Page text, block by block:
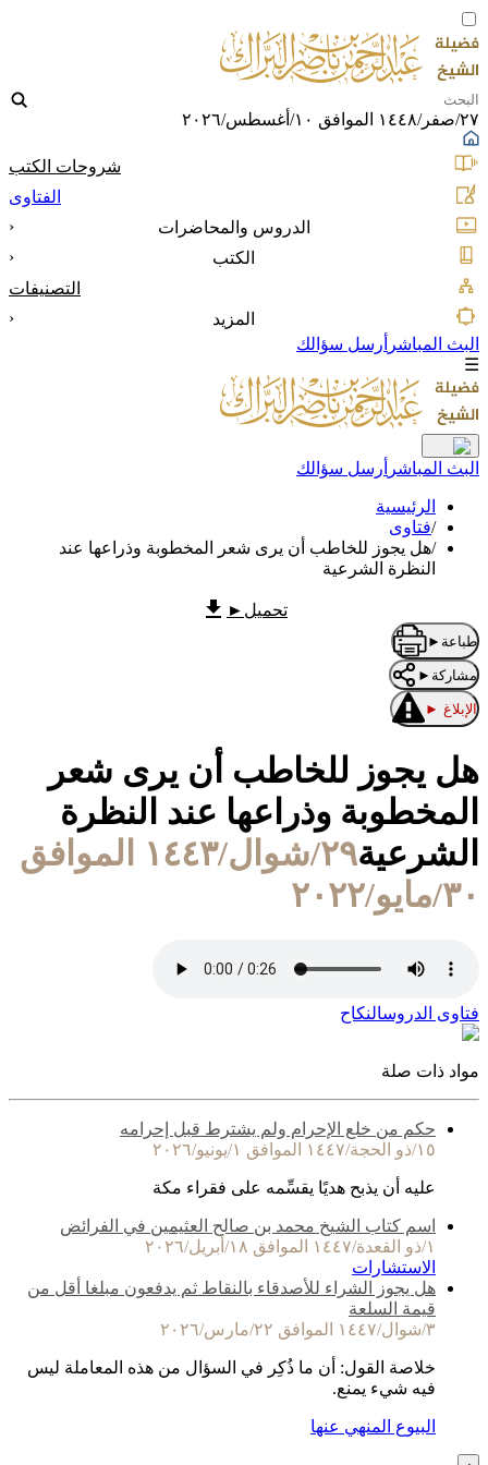
٢٧/صفر/١٤٤٨ الموافق ١٠/أغسطس/٢٠٢٦
شروحات الكتب
الفتاوى
الدروس والمحاضرات
‹
الكتب
‹
التصنيفات
المزيد
‹
البث المباشر أرسل سؤالك
☰
البث المباشر أرسل سؤالك
الرئيسية
/فتاوى
/هل يجوز للخاطب أن يرى شعر المخطوبة وذراعها عند
النظرة الشرعية
تحميل ►
طباعة ►
مشاركة ►
الإبلاغ ►
هل يجوز للخاطب أن يرى شعر
المخطوبة وذراعها عند النظرة
الشرعية
٢٩/شوال/١٤٤٣ الموافق
٣٠/مايو/٢٠٢٢
فتاوى الدروسالنكاح
مواد ذات صلة
حكم من خلع الإحرام ولم يشترط قبل إحرامه
١٥/ذو الحجة/١٤٤٧ الموافق ١/يونيو/٢٠٢٦
عليه أن يذبح هديًا يقسِّمه على فقراء مكة
اسم كتاب الشيخ محمد بن صالح العثيمين في الفرائض
١/ذو القعدة/١٤٤٧ الموافق ١٨/أبريل/٢٠٢٦
الاستشارات
هل يجوز الشراء للأصدقاء بالنقاط ثم يدفعون مبلغا أقل من
قيمة السلعة
٣/شوال/١٤٤٧ الموافق ٢٢/مارس/٢٠٢٦
خلاصة القول: أن ما ذُكِر في السؤال من هذه المعاملة ليس
فيه شيء يمنع.
البيوع المنهي عنها